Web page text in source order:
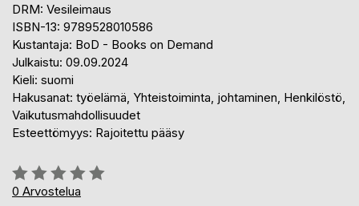
DRM: Vesileimaus
ISBN-13: 9789528010586
Kustantaja: BoD - Books on Demand
Julkaistu: 09.09.2024
Kieli: suomi
Hakusanat: työelämä, Yhteistoiminta, johtaminen, Henkilöstö,
Vaikutusmahdollisuudet
Esteettömyys: Rajoitettu pääsy
Arvostelu::
0%
0 Arvostelua